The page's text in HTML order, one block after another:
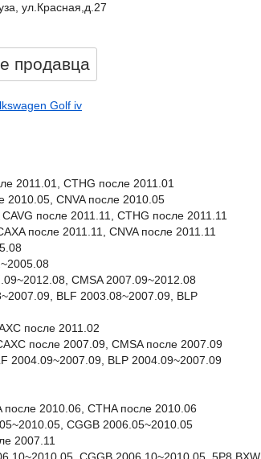
ул.Красная,д.27
продавцa
Golf iv
2011.01, CTHG после 2011.01
2010.05, CNVA после 2010.05
после 2011.11, CTHG после 2011.11
после 2011.11, CNVA после 2011.11
CMSA 2007.09~2012.08
BLF 2003.08~2007.09, BLP
после 2011.02
после 2007.09, CMSA после 2007.09
2004.09~2007.09, BLP 2004.09~2007.09
2010.06, CTHA после 2010.06
CGGB 2006.05~2010.05
2007.11